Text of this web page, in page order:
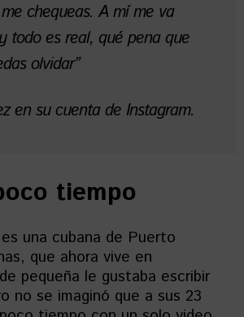
chequeas. A mí me va
todo es real, qué pena que
olvidar”
en su cuenta de Instagram.
tiempo
una cubana de Puerto
que ahora vive en
pequeña le gustaba escribir
no se imaginó que a sus 23